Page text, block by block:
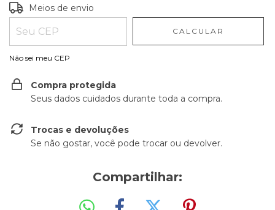
Entregas para o CEP:
Meios de envio
CALCULAR
Não sei meu CEP
Compra protegida
Seus dados cuidados durante toda a compra.
Trocas e devoluções
Se não gostar, você pode trocar ou devolver.
Compartilhar: